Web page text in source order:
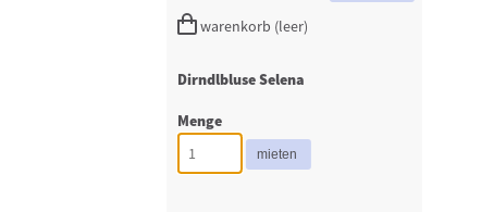
warenkorb (leer)
Dirndlbluse Selena
Menge